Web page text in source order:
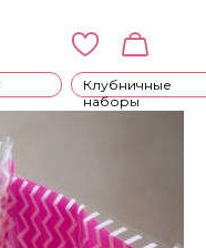
Клубничные
наборы